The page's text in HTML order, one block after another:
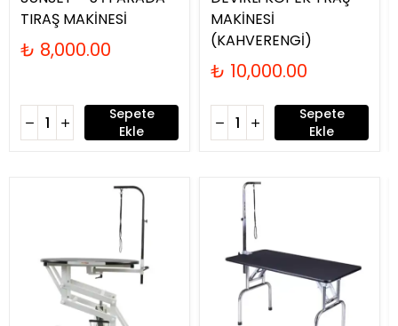
TIRAŞ MAKİNESİ
₺ 8,000.00
Sepete
Ekle
MAKİNESİ
(KAHVERENGİ)
₺ 10,000.00
Sepete
Ekle